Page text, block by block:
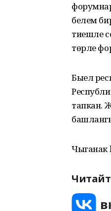
белем
тиешле
төрле
Быел
тапкан.
Чыганак